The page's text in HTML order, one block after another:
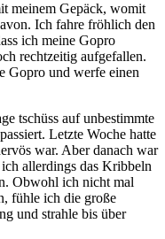
meinem Gepäck, womit
Ich fahre fröhlich den
ich meine Gopro
rechtzeitig aufgefallen.
Gopro und werfe einen
tschüss auf unbestimmte
Letzte Woche hatte
war. Aber danach war
allerdings das Kribbeln
Obwohl ich nicht mal
fühle ich die große
und strahle bis über